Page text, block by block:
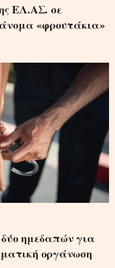
ΕΛ.ΑΣ. σε
«φρουτάκια»
ημεδαπών για
οργάνωση